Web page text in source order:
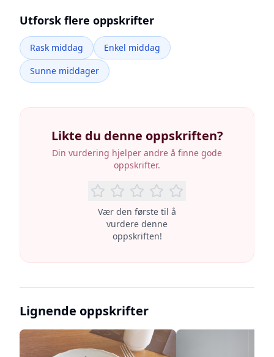
Utforsk flere oppskrifter
Rask middag
Enkel middag
Sunne middager
Likte du denne oppskriften?
Din vurdering hjelper andre å finne gode
oppskrifter.
Vær den første til å
vurdere denne
oppskriften!
Lignende oppskrifter